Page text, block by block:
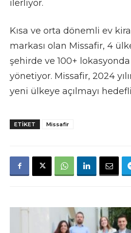
ilerliyor.
Kısa ve orta dönemli ev
markası olan Missafir, 4
şehirde ve 100+
yönetiyor. Missafir, 2024
yeni ülkeye açılmayı
ETIKET Missafir